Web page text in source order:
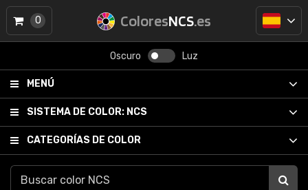
ColoresNCS.es
Oscuro Luz
MENÚ
SISTEMA DE COLOR: NCS
CATEGORÍAS DE COLOR
0